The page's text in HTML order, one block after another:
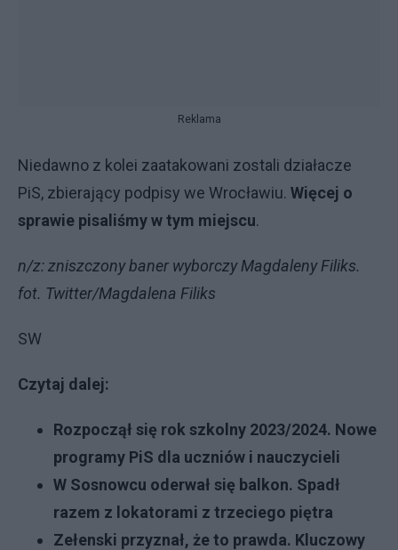
Reklama
Niedawno z kolei zaatakowani zostali działacze
PiS, zbierający podpisy we Wrocławiu. Więcej o
sprawie pisaliśmy w tym miejscu.
n/z: zniszczony baner wyborczy Magdaleny Filiks.
fot. Twitter/Magdalena Filiks
SW
Czytaj dalej:
Rozpoczął się rok szkolny 2023/2024. Nowe
programy PiS dla uczniów i nauczycieli
W Sosnowcu oderwał się balkon. Spadł
razem z lokatorami z trzeciego piętra
Zełenski przyznał, że to prawda. Kluczowy